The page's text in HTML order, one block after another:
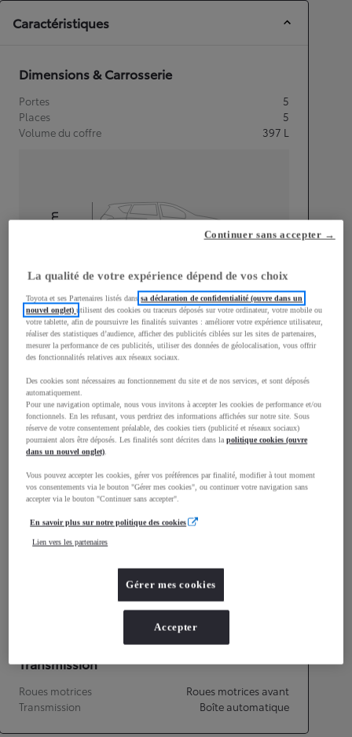
Caractéristiques
Dimensions & Carrosserie
Portes
5
Places
5
Volume du coffre
397 L
4 180mm
mm
1 765mm
Consommation mixte
Consommation mixte
Émissions CO2
Accélération 0-100km/h
11,2
Transmission
Roues motrices
Roues motrices avant
Transmission
Boîte automatique
La qualité de votre expérience dépend de vos choix
Toyota et ses Partenaires listés danssa déclaration de confidentialité (ouvre dans un
nouvel onglet)utilisent des cookies ou traceurs déposés sur votre ordinateur, votre mobile ou
votre tablette, afin de poursuivre les finalités suivantes : améliorer votre expérience utilisateur,
réaliser des statistiques d’audience, afficher des publicités ciblées sur les sites de partenaires,
mesurer la performance de ces publicités, utiliser des données de géolocalisation, vous offrir
des fonctionnalités relatives aux réseaux sociaux.
Des cookies sont nécessaires au fonctionnement du site et de nos services, et sont déposés
automatiquement.
Pour une navigation optimale, nous vous invitons à accepter les cookies de performance et/ou
fonctionnels. En les refusant, vous perdriez des informations affichées sur notre site. Sous
réserve de votre consentement préalable, des cookies tiers (publicité et réseaux sociaux)
pourraient alors être déposés. Les finalités sont décrites dans lapolitique cookies (ouvre
dans un nouvel onglet).
Vous pouvez accepter les cookies, gérer vos préférences par finalité, modifier à tout moment
vos consentements via le bouton "Gérer mes cookies", ou continuer votre navigation sans
accepter via le bouton "Continuer sans accepter".
En savoir plus sur notre politique des cookies
Lien vers les partenaires
Gérer mes cookies
Continuer sans accepter →
Accepter